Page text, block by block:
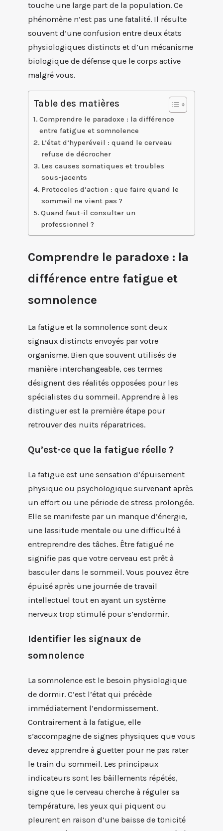
touche une large part de la population. Ce
phénomène n’est pas une fatalité. Il résulte
souvent d’une confusion entre deux états
physiologiques distincts et d’un mécanisme
biologique de défense que le corps active
malgré vous.
Table des matières
Comprendre le paradoxe : la différence
entre fatigue et somnolence
L’état d’hyperéveil : quand le cerveau
refuse de décrocher
Les causes somatiques et troubles
sous-jacents
Protocoles d’action : que faire quand le
sommeil ne vient pas ?
Quand faut-il consulter un
professionnel ?
Comprendre le paradoxe : la
différence entre fatigue et
somnolence
La fatigue et la somnolence sont deux
signaux distincts envoyés par votre
organisme. Bien que souvent utilisés de
manière interchangeable, ces termes
désignent des réalités opposées pour les
spécialistes du sommeil. Apprendre à les
distinguer est la première étape pour
retrouver des nuits réparatrices.
Qu’est-ce que la fatigue réelle ?
La fatigue est une sensation d’épuisement
physique ou psychologique survenant après
un effort ou une période de stress prolongée.
Elle se manifeste par un manque d’énergie,
une lassitude mentale ou une difficulté à
entreprendre des tâches. Être fatigué ne
signifie pas que votre cerveau est prêt à
basculer dans le sommeil. Vous pouvez être
épuisé après une journée de travail
intellectuel tout en ayant un système
nerveux trop stimulé pour s’endormir.
Identifier les signaux de
somnolence
La somnolence est le besoin physiologique
de dormir. C’est l’état qui précède
immédiatement l’endormissement.
Contrairement à la fatigue, elle
s’accompagne de signes physiques que vous
devez apprendre à guetter pour ne pas rater
le train du sommeil. Les principaux
indicateurs sont les bâillements répétés,
signe que le cerveau cherche à réguler sa
température, les yeux qui piquent ou
pleurent en raison d’une baisse de tonicité